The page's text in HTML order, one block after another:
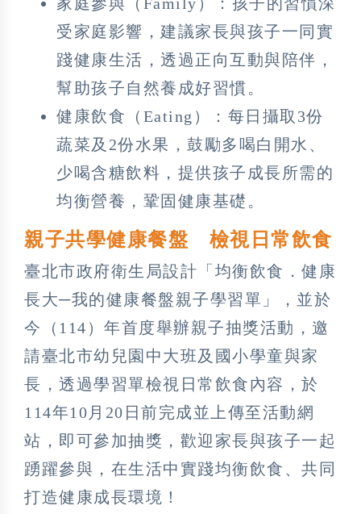
受家庭影響，建議家長與孩子一同實
踐健康生活，透過正向互動與陪伴，
幫助孩子自然養成好習慣。
健康飲食（Eating）：每日攝取3份
蔬菜及2份水果，鼓勵多喝白開水、
少喝含糖飲料，提供孩子成長所需的
均衡營養，鞏固健康基礎。
親子共學健康餐盤 檢視日常飲食
臺北市政府衛生局設計「均衡飲食．健康
長大─我的健康餐盤親子學習單」，並於
今（114）年首度舉辦親子抽獎活動，邀
請臺北市幼兒園中大班及國小學童與家
長，透過學習單檢視日常飲食內容，於
114年10月20日前完成並上傳至活動網
站，即可參加抽獎，歡迎家長與孩子一起
踴躍參與，在生活中實踐均衡飲食、共同
打造健康成長環境！